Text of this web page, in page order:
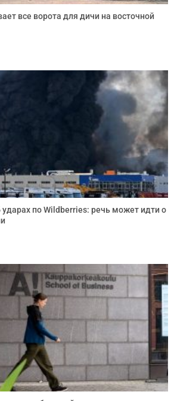
все ворота для дичи на восточной
по Wildberries: речь может идти о